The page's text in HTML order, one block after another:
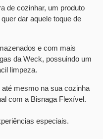
de cozinhar, um produto
dar aquele toque de
e com mais
da Weck, possuindo um
limpeza.
mesmo na sua cozinha
com a Bisnaga Flexível.
especiais.